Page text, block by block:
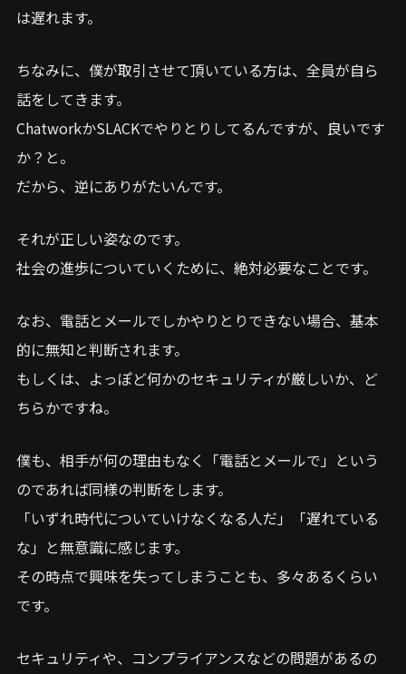
は遅れます。
ちなみに、僕が取引させて頂いている方は、全員が自ら
話をしてきます。
ChatworkかSLACKでやりとりしてるんですが、良いです
か？と。
だから、逆にありがたいんです。
それが正しい姿なのです。
社会の進歩についていくために、絶対必要なことです。
なお、電話とメールでしかやりとりできない場合、基本
的に無知と判断されます。
もしくは、よっぽど何かのセキュリティが厳しいか、ど
ちらかですね。
僕も、相手が何の理由もなく「電話とメールで」という
のであれば同様の判断をします。
「いずれ時代についていけなくなる人だ」「遅れている
な」と無意識に感じます。
その時点で興味を失ってしまうことも、多々あるくらい
です。
セキュリティや、コンプライアンスなどの問題があるの